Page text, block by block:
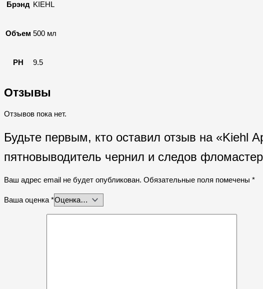
Брэнд KIEHL
Объем 500 мл
PH 9.5
Отзывы
Отзывов пока нет.
Будьте первым, кто оставил отзыв на «Kiehl
пятновыводитель чернил и следов
Ваш адрес email не будет опубликован. Обязательные поля помечены *
Ваша оценка *